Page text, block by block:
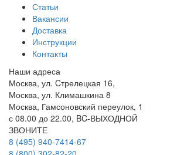
Статьи
Вакансии
Доставка
Инструкции
Контакты
Наши адреса
Москва, ул. Cтрелецкая 16,
Москва, ул. Климашкина 8
Москва, Гамсоновский переулок, 1
с 08.00 до 22.00, BC-ВЫХОДНОЙ
ЗВОНИТЕ
8 (495) 940-7414-67